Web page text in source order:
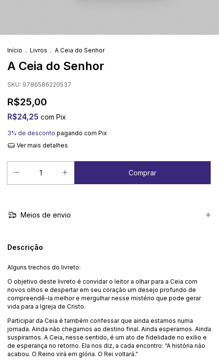
Início . Livros . A Ceia do Senhor
A Ceia do Senhor
SKU: 9786586220537
R$25,00
R$24,25 com Pix
3% de desconto pagando com Pix
Ver mais detalhes
Meios de envio
Descrição
Alguns trechos do livreto:
O objetivo deste livreto é convidar o leitor a olhar para a Ceia com
novos olhos e despertar em seu coração um desejo profundo de
compreendê-la melhor e mergulhar nesse mistério que pode gerar
vida para a Igreja de Cristo.
Participar da Ceia é também confessar que ainda estamos numa
jornada. Ainda não chegamos ao destino final. Ainda esperamos. Ainda
suspiramos. A Ceia, nesse sentido, é um ato de fidelidade no exílio e
de esperança no retorno. Ela nos diz, a cada encontro: “A história não
acabou. O Reino virá em glória. O Rei voltará.”